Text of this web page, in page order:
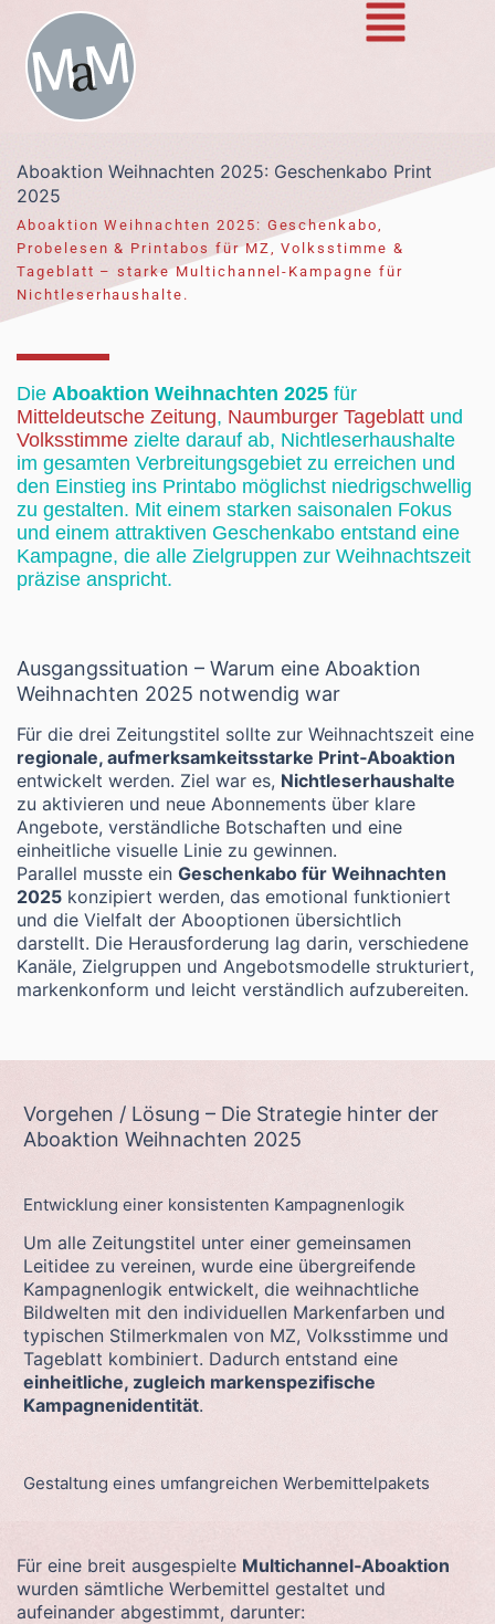
Inhalt
springen
Aboaktion Weihnachten 2025: Geschenkabo Print
2025
Aboaktion Weihnachten 2025: Geschenkabo,
Probelesen & Printabos für MZ, Volksstimme &
Tageblatt – starke Multichannel-Kampagne für
Nichtleserhaushalte.
Die Aboaktion Weihnachten 2025 für
Mitteldeutsche Zeitung, Naumburger Tageblatt und
Volksstimme zielte darauf ab, Nichtleserhaushalte
im gesamten Verbreitungsgebiet zu erreichen und
den Einstieg ins Printabo möglichst niedrigschwellig
zu gestalten. Mit einem starken saisonalen Fokus
und einem attraktiven Geschenkabo entstand eine
Kampagne, die alle Zielgruppen zur Weihnachtszeit
präzise anspricht.
Ausgangssituation – Warum eine Aboaktion
Weihnachten 2025 notwendig war
Für die drei Zeitungstitel sollte zur Weihnachtszeit eine
regionale, aufmerksamkeitsstarke Print‑Aboaktion
entwickelt werden. Ziel war es, Nichtleserhaushalte
zu aktivieren und neue Abonnements über klare
Angebote, verständliche Botschaften und eine
einheitliche visuelle Linie zu gewinnen.
Parallel musste ein Geschenkabo für Weihnachten
2025 konzipiert werden, das emotional funktioniert
und die Vielfalt der Abooptionen übersichtlich
darstellt. Die Herausforderung lag darin, verschiedene
Kanäle, Zielgruppen und Angebotsmodelle strukturiert,
markenkonform und leicht verständlich aufzubereiten.
Vorgehen / Lösung – Die Strategie hinter der
Aboaktion Weihnachten 2025
Entwicklung einer konsistenten Kampagnenlogik
Um alle Zeitungstitel unter einer gemeinsamen
Leitidee zu vereinen, wurde eine übergreifende
Kampagnenlogik entwickelt, die weihnachtliche
Bildwelten mit den individuellen Markenfarben und
typischen Stilmerkmalen von MZ, Volksstimme und
Tageblatt kombiniert. Dadurch entstand eine
einheitliche, zugleich markenspezifische
Kampagnenidentität.
Gestaltung eines umfangreichen Werbemittelpakets
Für eine breit ausgespielte Multichannel‑Aboaktion
wurden sämtliche Werbemittel gestaltet und
aufeinander abgestimmt, darunter: